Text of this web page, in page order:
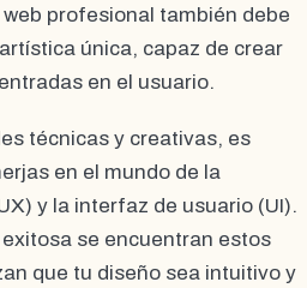
profesional también debe
única, capaz de crear
en el usuario.
técnicas y creativas, es
en el mundo de la
y la interfaz de usuario (UI).
se encuentran estos
que tu diseño sea intuitivo y